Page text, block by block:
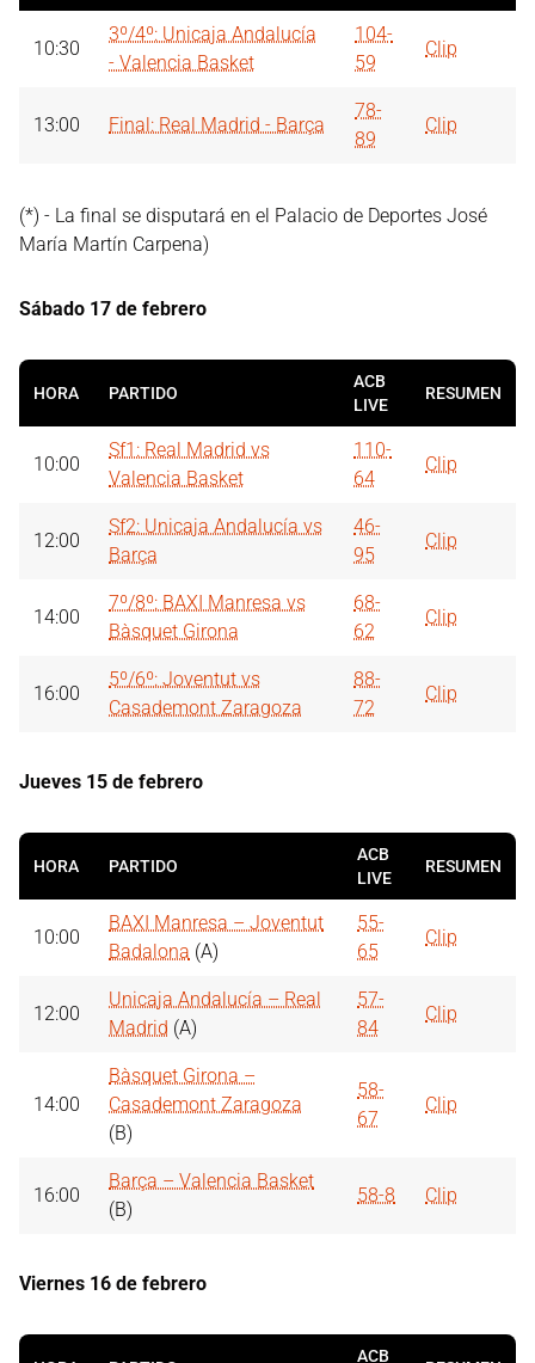
10:30
3º/4º: Unicaja Andalucía
- Valencia Basket
104-
59
Clip
13:00 Final: Real Madrid - Barça
78-
89
Clip
(*) - La final se disputará en el Palacio de Deportes José
María Martín Carpena)
Sábado 17 de febrero
HORA PARTIDO
ACB
LIVE
RESUMEN
10:00
Sf1: Real Madrid vs
Valencia Basket
110-
64
Clip
12:00
Sf2: Unicaja Andalucía vs
Barça
46-
95
Clip
14:00
7º/8º: BAXI Manresa vs
Bàsquet Girona
68-
62
Clip
16:00
5º/6º: Joventut vs
Casademont Zaragoza
88-
72
Clip
Jueves 15 de febrero
HORA PARTIDO
ACB
LIVE
RESUMEN
10:00
BAXI Manresa – Joventut
Badalona (A)
55-
65
Clip
12:00
Unicaja Andalucía – Real
Madrid (A)
57-
84
Clip
14:00
Bàsquet Girona –
Casademont Zaragoza
(B)
58-
67
Clip
16:00
Barça – Valencia Basket
(B)
58-8 Clip
Viernes 16 de febrero
ACB